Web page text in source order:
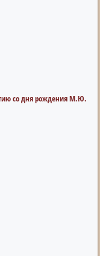
со дня рождения М.Ю.